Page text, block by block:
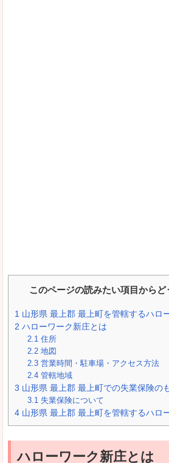
このページの読みたい項目からど
1 山形県 最上郡 最上町を管轄するハロ
2 ハローワーク新庄とは
2.1 住所
2.2 地図
2.3 営業時間・駐車場・アクセス方法
2.4 管轄地域
3 山形県 最上郡 最上町での失業保険の
3.1 失業保険について
4 山形県 最上郡 最上町を管轄するハロ
ハローワーク新庄とは